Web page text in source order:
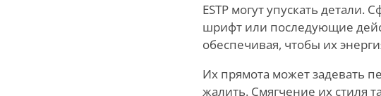
ESTP могут упускать
шрифт или последующие
обеспечивая, чтобы их
Их прямота может задевать
жалить. Смягчение их стиля